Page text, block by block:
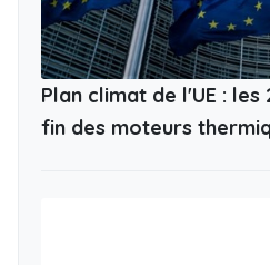
Plan climat de l'UE :
fin des moteurs